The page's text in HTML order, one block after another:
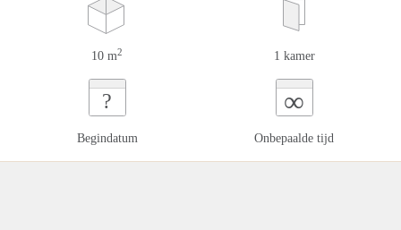
10 m2 1 kamer
?
Begindatum
∞
Onbepaalde tijd